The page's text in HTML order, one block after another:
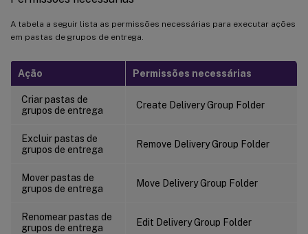
A tabela a seguir lista as permissões necessárias para executar ações
em pastas de grupos de entrega.
Ação Permissões necessárias
Criar pastas de
grupos de entrega
Create Delivery Group Folder
Excluir pastas de
grupos de entrega
Remove Delivery Group Folder
Mover pastas de
grupos de entrega
Move Delivery Group Folder
Renomear pastas de
grupos de entrega
Edit Delivery Group Folder